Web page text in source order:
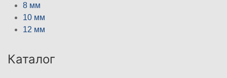
8 мм
10 мм
12 мм
Каталог